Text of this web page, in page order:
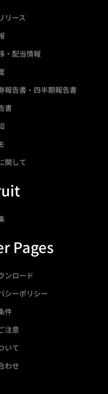
リース
・配当情報
報告書・四半期報告書
書
関して
Pages
ンロード
シーポリシー
件
注意
いて
わせ